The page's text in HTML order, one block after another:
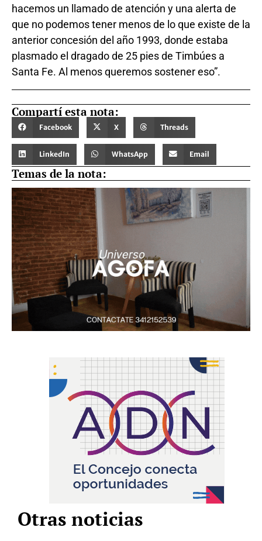
hacemos un llamado de atención y una alerta de
que no podemos tener menos de lo que existe de la
anterior concesión del año 1993, donde estaba
plasmado el dragado de 25 pies de Timbúes a
Santa Fe. Al menos queremos sostener eso”.
Compartí esta nota:
Facebook X Threads
LinkedIn WhatsApp Email
Temas de la nota:
Otras noticias